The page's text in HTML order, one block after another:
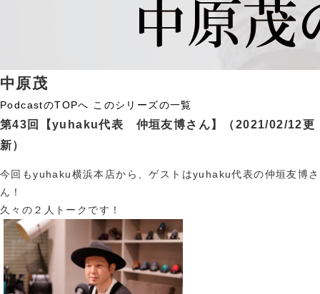
中原茂
PodcastのTOPへ このシリーズの一覧
第43回【yuhaku代表 仲垣友博さん】
（2021/02/12更
新）
今回もyuhaku横浜本店から、ゲストはyuhaku代表の仲垣友博さ
ん！
久々の２人トークです！